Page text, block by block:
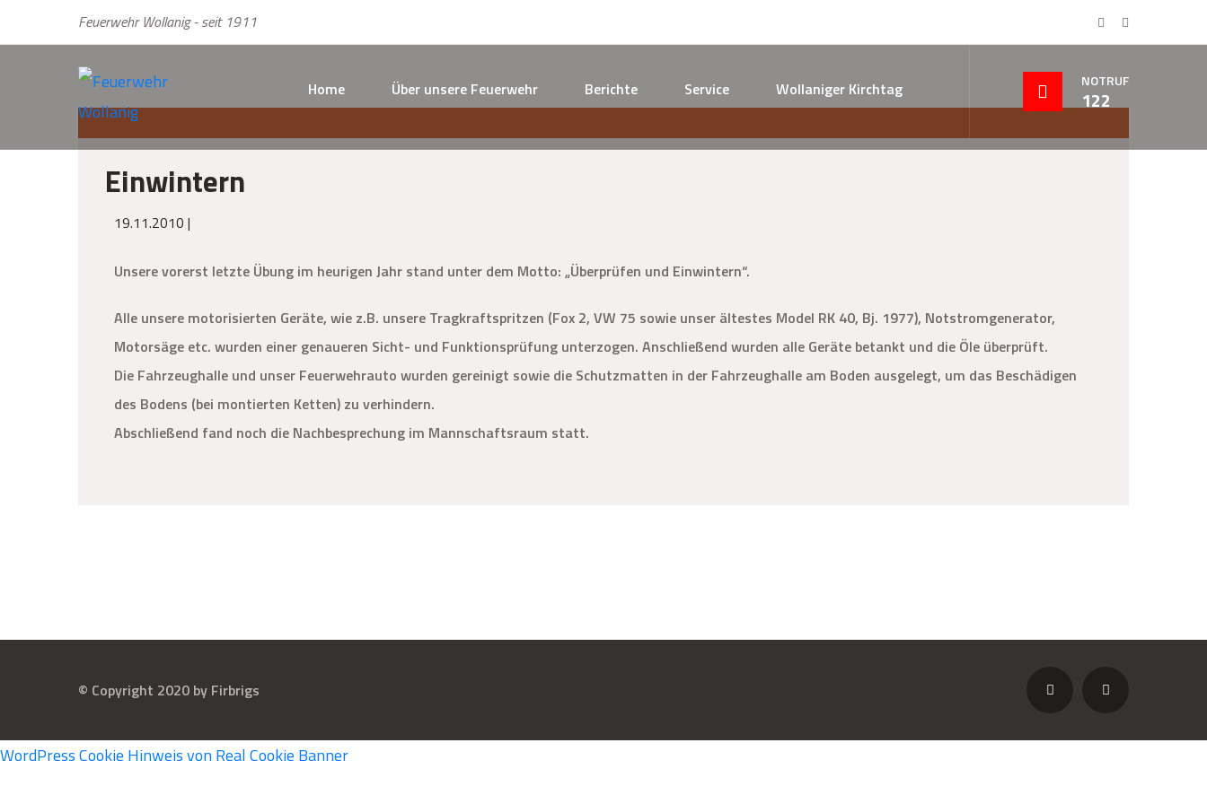
Feuerwehr Wollanig - seit 1911
Home Über unsere Feuerwehr Berichte Service Wollaniger Kirchtag NOTRUF
122
Einwintern
19.11.2010 |
Unsere vorerst letzte Übung im heurigen Jahr stand unter dem Motto: „Überprüfen und Einwintern“.
Alle unsere motorisierten Geräte, wie z.B. unsere Tragkraftspritzen (Fox 2, VW 75 sowie unser ältestes Model RK 40, Bj. 1977), Notstromgenerator,
Motorsäge etc. wurden einer genaueren Sicht- und Funktionsprüfung unterzogen. Anschließend wurden alle Geräte betankt und die Öle überprüft.
Die Fahrzeughalle und unser Feuerwehrauto wurden gereinigt sowie die Schutzmatten in der Fahrzeughalle am Boden ausgelegt, um das Beschädigen
des Bodens (bei montierten Ketten) zu verhindern.
Abschließend fand noch die Nachbesprechung im Mannschaftsraum statt.
© Copyright 2020 by Firbrigs
WordPress Cookie Hinweis von Real Cookie Banner